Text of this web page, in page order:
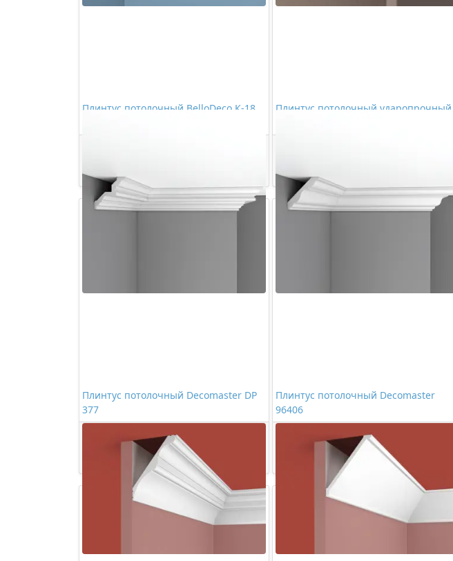
Плинтус потолочный BelloDeco К-18
Плинтус потолочный ударопрочный
Плинтус потолочный Decomaster DP
377
3395,00 ₽/шт
Купить
Плинтус потолочный Decomaster
96406
2808,00 ₽/шт
Купить